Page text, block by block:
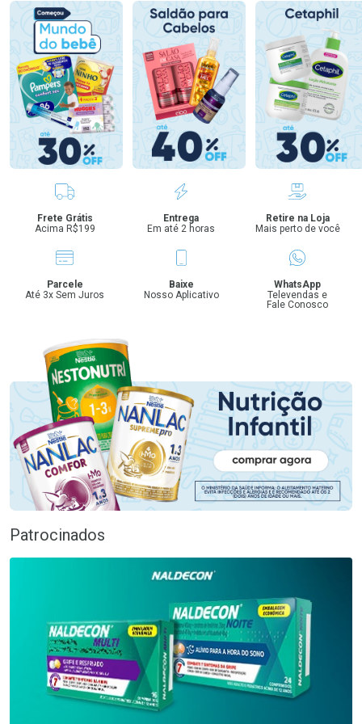
Benefícios
Frete Grátis
Acima R$199
Entrega
Em até 2 horas
Retire na Loja
Mais perto de você
Parcele
Até 3x Sem Juros
Baixe
Nosso Aplicativo
WhatsApp
Televendas e
Fale Conosco
Patrocinados